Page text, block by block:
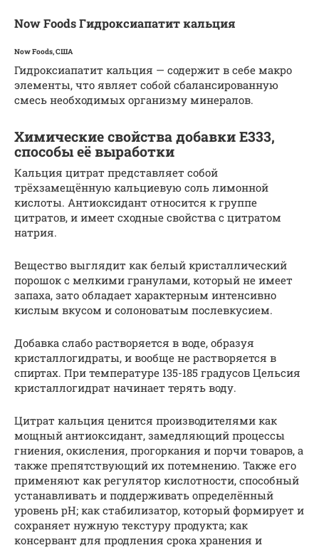
Now Foods Гидроксиапатит кальция
Now Foods, США
Гидроксиапатит кальция — содержит в себе макро
элементы, что являет собой сбалансированную
смесь необходимых организму минералов.
Химические свойства добавки Е333,
способы её выработки
Кальция цитрат представляет собой
трёхзамещённую кальциевую соль лимонной
кислоты. Антиоксидант относится к группе
цитратов, и имеет сходные свойства с цитратом
натрия.
Вещество выглядит как белый кристаллический
порошок с мелкими гранулами, который не имеет
запаха, зато обладает характерным интенсивно
кислым вкусом и солоноватым послевкусием.
Добавка слабо растворяется в воде, образуя
кристаллогидраты, и вообще не растворяется в
спиртах. При температуре 135-185 градусов Цельсия
кристаллогидрат начинает терять воду.
Цитрат кальция ценится производителями как
мощный антиоксидант, замедляющий процессы
гниения, окисления, прогоркания и порчи товаров, а
также препятствующий их потемнению. Также его
применяют как регулятор кислотности, способный
устанавливать и поддерживать определённый
уровень рН; как стабилизатор, который формирует и
сохраняет нужную текстуру продукта; как
консервант для продления срока хранения и